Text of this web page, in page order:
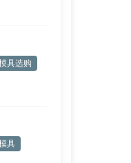
具选购
具